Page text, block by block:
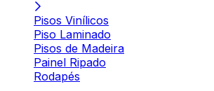
Pisos Vinílicos
Piso Laminado
Pisos de Madeira
Painel Ripado
Rodapés